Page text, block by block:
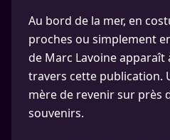
Au bord de la mer, en
proches ou simplement
de Marc Lavoine apparaît
travers cette publication.
mère de revenir sur près
souvenirs.